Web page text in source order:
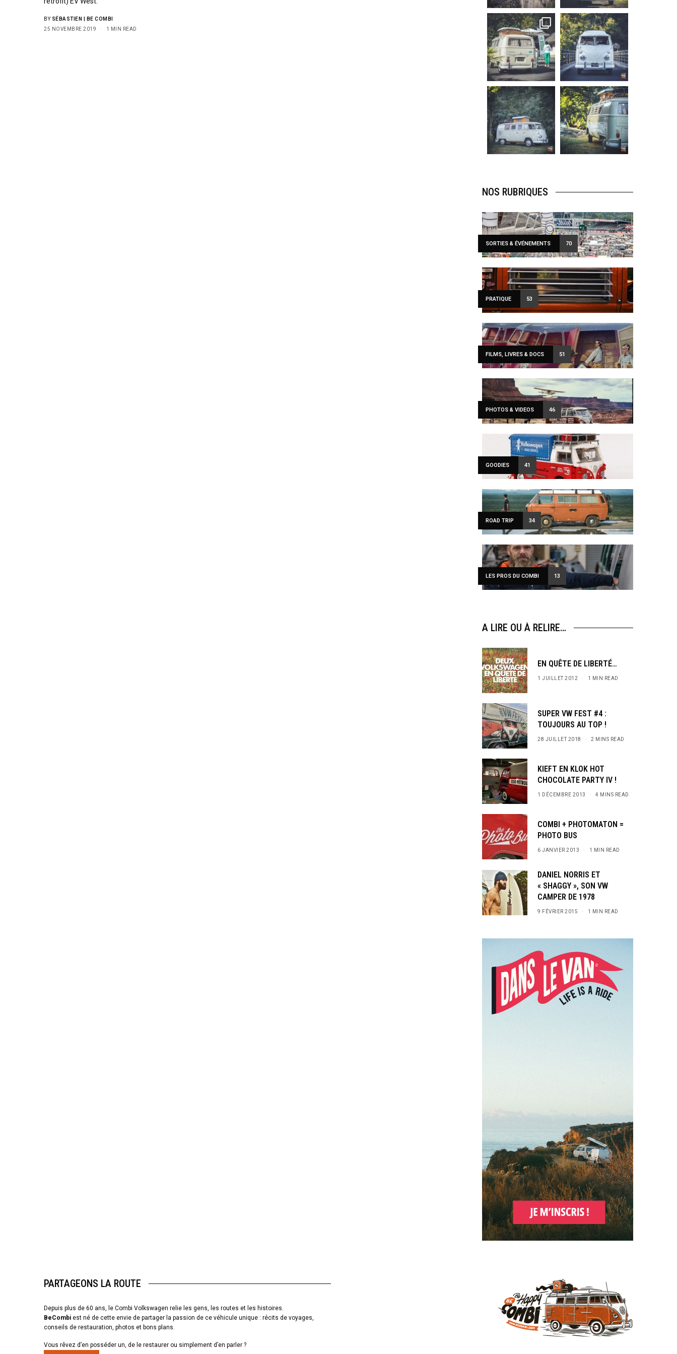
BY SÉBASTIEN | BE COMBI
25 NOVEMBRE 2019
1 MIN READ
becombi
Sep 10
220
4
becombi
Août 10
177
becombi
Août 10
120
0
becombi
Août 10
108
0
NOS RUBRIQUES
SORTIES & ÉVÉNEMENTS 70
PRATIQUE 53
FILMS, LIVRES & DOCS 51
PHOTOS & VIDEOS 46
GOODIES 41
ROAD TRIP 34
LES PROS DU COMBI 13
A LIRE OU À RELIRE…
EN QUÊTE DE LIBERTÉ…
1 JUILLET 2012 1 MIN READ
SUPER VW FEST #4 :
TOUJOURS AU TOP !
28 JUILLET 2018 2 MINS READ
KIEFT EN KLOK HOT
CHOCOLATE PARTY IV !
1 DÉCEMBRE 2013 4 MINS READ
COMBI + PHOTOMATON =
PHOTO BUS
6 JANVIER 2013 1 MIN READ
DANIEL NORRIS ET
« SHAGGY », SON VW
CAMPER DE 1978
9 FÉVRIER 2015 1 MIN READ
PARTAGEONS LA ROUTE
Depuis plus de 60 ans, le Combi Volkswagen relie les gens, les routes et les histoires.
BeCombi est né de cette envie de partager la passion de ce véhicule unique : récits de voyages,
conseils de restauration, photos et bons plans.
Vous rêvez d’en posséder un, de le restaurer ou simplement d’en parler ?